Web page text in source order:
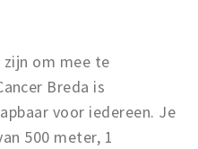
om mee te
Breda is
voor iedereen. Je
500 meter, 1